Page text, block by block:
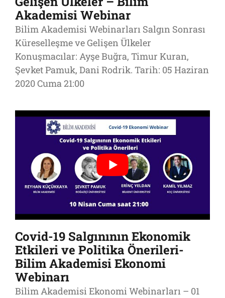
Akademisi Webinar
Bilim Akademisi Webinarları Salgın Sonrası
Küreselleşme ve Gelişen Ülkeler
Konuşmacılar: Ayşe Buğra, Timur Kuran,
Şevket Pamuk, Dani Rodrik. Tarih: 05 Haziran
2020 Cuma 21:00
Covid-19 Salgınının Ekonomik
Etkileri ve Politika Önerileri-
Bilim Akademisi Ekonomi
Webinarı
Bilim Akademisi Ekonomi Webinarları – 01